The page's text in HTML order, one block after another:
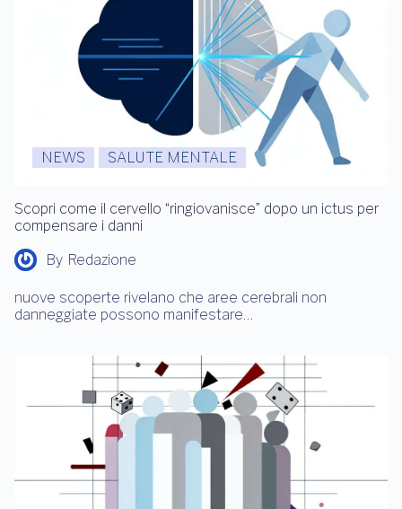
NEWS SALUTE MENTALE
Scopri come il cervello “ringiovanisce” dopo un ictus per
compensare i danni
By Redazione
nuove scoperte rivelano che aree cerebrali non
danneggiate possono manifestare…